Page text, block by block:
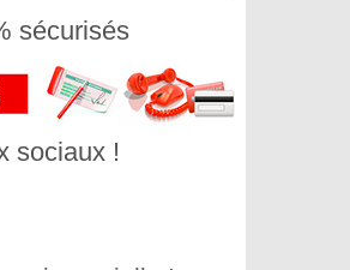
sécurisés
sociaux !